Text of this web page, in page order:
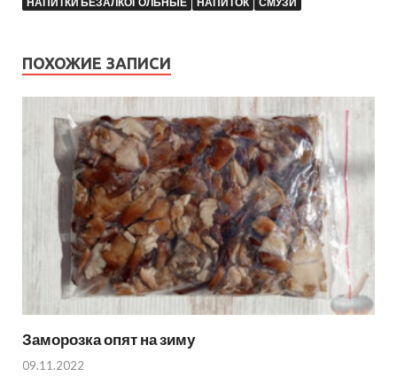
ПОХОЖИЕ ЗАПИСИ
Заморозка опят на зиму
09.11.2022